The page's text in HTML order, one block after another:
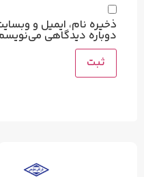
ذخیره نام، ایمیل و
دوباره دیدگاهی